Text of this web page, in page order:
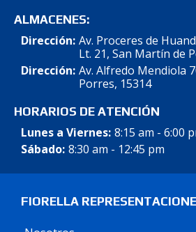
ALMACENES:
Dirección: Av. Proceres de
Lt. 21, San Martín de
Dirección: Av. Alfredo Mendiola
Porres, 15314
HORARIOS DE ATENCIÓN
Lunes a Viernes: 8:15 am - 6:00
Sábado: 8:30 am - 12:45 pm
FIORELLA